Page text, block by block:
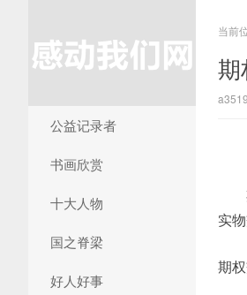
公益记录者
书画欣赏
十大人物
国之脊梁
好人好事
当前
期
实
期